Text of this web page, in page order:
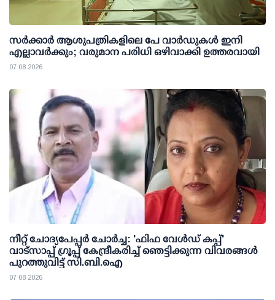
സര്‍ക്കാര്‍ ആശുപത്രികളിലെ പേ വാര്‍ഡുകള്‍ ഇനി
എല്ലാവര്‍ക്കും; വരുമാന പരിധി ഒഴിവാക്കി ഉത്തരവായി
07 08 2026
നീറ്റ് ചോദ്യപേപ്പര്‍ ചോര്‍ച്ച: 'ഫിഫ വേള്‍ഡ് കപ്പ്'
വാട്സാപ്പ് ഗ്രൂപ്പ് കേന്ദ്രീകരിച്ച് ഞെട്ടിക്കുന്ന വിവരങ്ങള്‍
പുറത്തുവിട്ട് സി.ബി.ഐ
07 08 2026